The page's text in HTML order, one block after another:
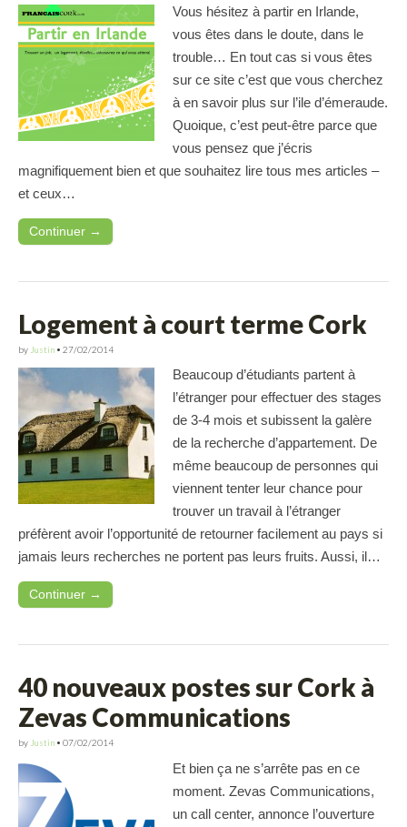
Vous hésitez à partir en Irlande,
vous êtes dans le doute, dans le
trouble… En tout cas si vous êtes
sur ce site c’est que vous cherchez
à en savoir plus sur l’ile d’émeraude.
Quoique, c’est peut-être parce que
vous pensez que j’écris
magnifiquement bien et que souhaitez lire tous mes articles –
et ceux…
Continuer →
Logement à court terme Cork
by Justin • 27/02/2014
Beaucoup d’étudiants partent à
l’étranger pour effectuer des stages
de 3-4 mois et subissent la galère
de la recherche d’appartement. De
même beaucoup de personnes qui
viennent tenter leur chance pour
trouver un travail à l’étranger
préfèrent avoir l’opportunité de retourner facilement au pays si
jamais leurs recherches ne portent pas leurs fruits. Aussi, il…
Continuer →
40 nouveaux postes sur Cork à
Zevas Communications
by Justin • 07/02/2014
Et bien ça ne s’arrête pas en ce
moment. Zevas Communications,
un call center, annonce l’ouverture